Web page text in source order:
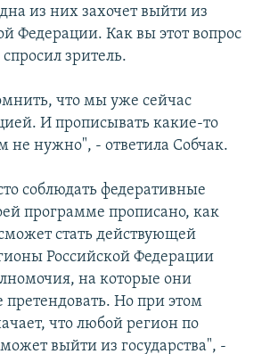
из них захочет выйти из
Федерации. Как вы этот вопрос
зритель.
что мы уже сейчас
И прописывать какие-то
не нужно", - ответила Собчак.
соблюдать федеративные
программе прописано, как
стать действующей
Российской Федерации
на которые они
претендовать. Но при этом
что любой регион по
выйти из государства", -